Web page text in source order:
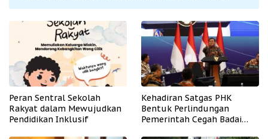
Peran Sentral Sekolah
Rakyat dalam Mewujudkan
Pendidikan Inklusif
Kehadiran Satgas PHK
Bentuk Perlindungan
Pemerintah Cegah Badai